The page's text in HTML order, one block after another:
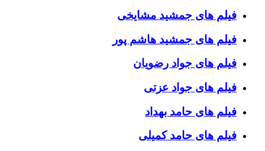
فیلم های جمشید مشایخی
فیلم های جمشید هاشم پور
فیلم های جواد رضویان
فیلم های جواد عزتی
فیلم های حامد بهداد
فیلم های حامد کمیلی